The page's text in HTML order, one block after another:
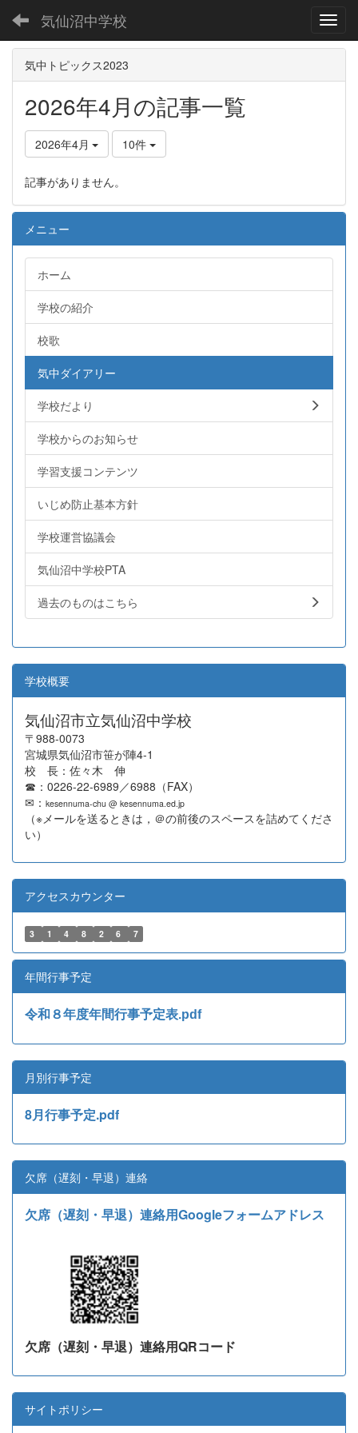
気仙沼中学校
気中トピックス2023
2026年4月の記事一覧
2026年4月 10件
記事がありません。
メニュー
ホーム
学校の紹介
校歌
気中ダイアリー
学校だより
学校からのお知らせ
学習支援コンテンツ
いじめ防止基本方針
学校運営協議会
気仙沼中学校PTA
過去のものはこちら
学校概要
気仙沼市立気仙沼中学校
〒988-0073
宮城県気仙沼市笹が陣4-1
校 長：佐々木 伸
☎：0226-22-6989／6988（FAX）
✉： kesennuma-chu @ kesennuma.ed.jp
（※メールを送るときは，＠の前後のスペースを詰めてくださ
い）
アクセスカウンター
3 1 4 8 2 6 7
年間行事予定
令和８年度年間行事予定表.pdf
月別行事予定
8月行事予定.pdf
欠席（遅刻・早退）連絡
欠席（遅刻・早退）連絡用Googleフォームアドレス
欠席（遅刻・早退）連絡用QRコード
サイトポリシー